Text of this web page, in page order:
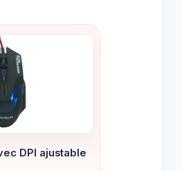
DPI ajustable